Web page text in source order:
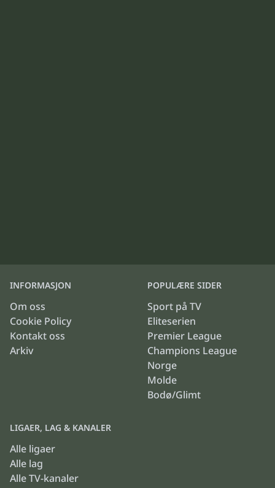
INFORMASJON
Om oss
Cookie Policy
Kontakt oss
Arkiv
POPULÆRE SIDER
Sport på TV
Eliteserien
Premier League
Champions League
Norge
Molde
Bodø/Glimt
LIGAER, LAG & KANALER
Alle ligaer
Alle lag
Alle TV-kanaler